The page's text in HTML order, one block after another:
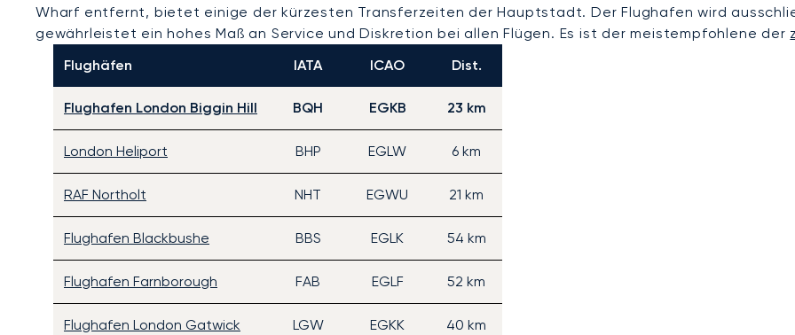
Wharf entfernt, bietet einige der kürzesten Transferzeiten der Hauptstadt. Der Flughafen wird
gewährleistet ein hohes Maß an Service und Diskretion bei allen Flügen. Es ist der meistempfohlene der
Flughäfen
IATA ICAO Dist.
Flughafen London Biggin Hill BQH EGKB 23 km
London Heliport BHP EGLW 6 km
RAF Northolt NHT EGWU 21 km
Flughafen Blackbushe BBS EGLK 54 km
Flughafen Farnborough FAB EGLF 52 km
Flughafen London Gatwick LGW EGKK 40 km